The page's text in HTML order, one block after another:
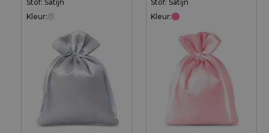
Stof: Satijn
Kleur:
Stof: Satijn
Kleur: